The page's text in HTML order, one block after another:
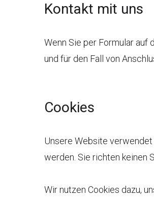
Kontakt mit uns
Wenn Sie per Formular auf
und für den Fall von
Cookies
Unsere Website
werden. Sie richten keinen
Wir nutzen Cookies dazu,